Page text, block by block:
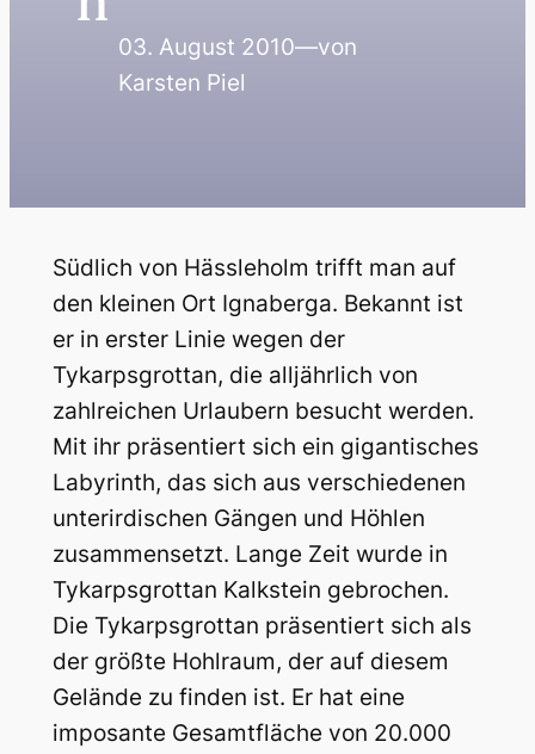
03. August 2010—von
Karsten Piel
Südlich von Hässleholm trifft man auf
den kleinen Ort Ignaberga. Bekannt ist
er in erster Linie wegen der
Tykarpsgrottan, die alljährlich von
zahlreichen Urlaubern besucht werden.
Mit ihr präsentiert sich ein gigantisches
Labyrinth, das sich aus verschiedenen
unterirdischen Gängen und Höhlen
zusammensetzt. Lange Zeit wurde in
Tykarpsgrottan Kalkstein gebrochen.
Die Tykarpsgrottan präsentiert sich als
der größte Hohlraum, der auf diesem
Gelände zu finden ist. Er hat eine
imposante Gesamtfläche von 20.000